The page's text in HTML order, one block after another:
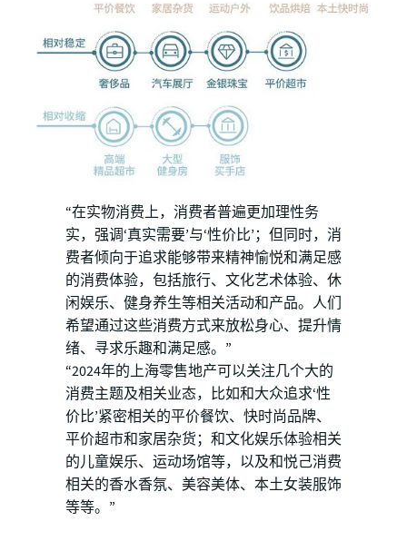
“在实物消费上，消费者普遍更加理性务
实，强调‘真实需要’与‘性价比’；但同时，消
费者倾向于追求能够带来精神愉悦和满足感
的消费体验，包括旅行、文化艺术体验、休
闲娱乐、健身养生等相关活动和产品。人们
希望通过这些消费方式来放松身心、提升情
绪、寻求乐趣和满足感。”
“2024年的上海零售地产可以关注几个大的
消费主题及相关业态，比如和大众追求‘性
价比’紧密相关的平价餐饮、快时尚品牌、
平价超市和家居杂货；和文化娱乐体验相关
的儿童娱乐、运动场馆等，以及和悦己消费
相关的香水香氛、美容美体、本土女装服饰
等等。”